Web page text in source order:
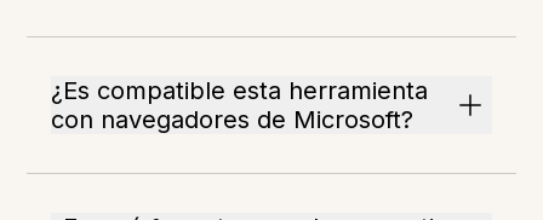
¿Es compatible esta herramienta
con navegadores de Microsoft?